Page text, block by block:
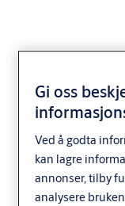
Gi oss
Ved å godta
kan lagre
annonser, tilby
analysere